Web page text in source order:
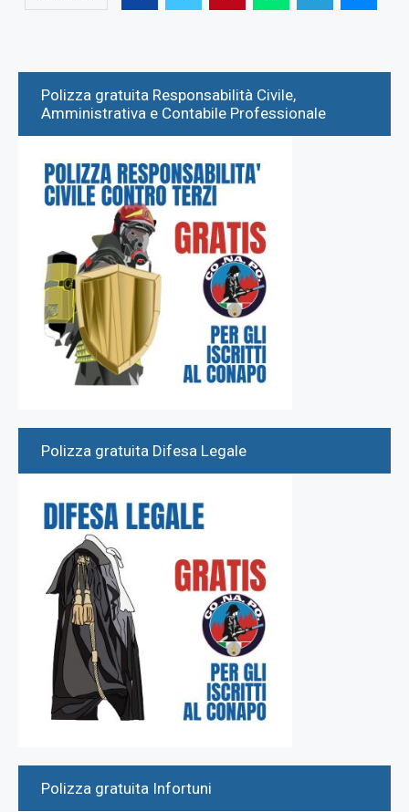
Polizza gratuita Responsabilità Civile,
Amministrativa e Contabile Professionale
Polizza gratuita Difesa Legale
Polizza gratuita Infortuni